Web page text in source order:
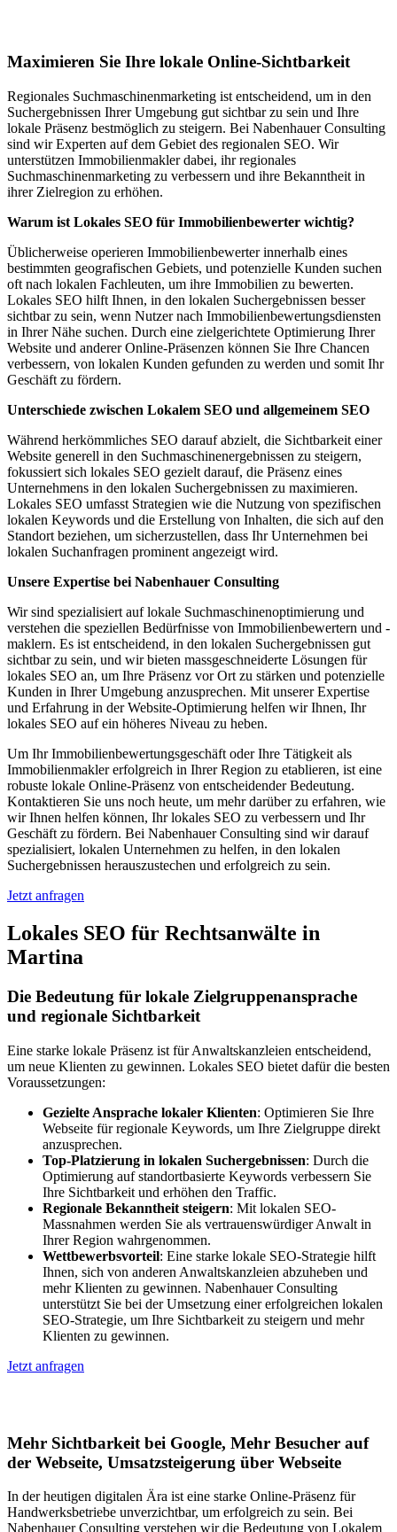
Maximieren Sie Ihre lokale Online-Sichtbarkeit
Regionales Suchmaschinenmarketing ist entscheidend, um in den
Suchergebnissen Ihrer Umgebung gut sichtbar zu sein und Ihre
lokale Präsenz bestmöglich zu steigern. Bei Nabenhauer Consulting
sind wir Experten auf dem Gebiet des regionalen SEO. Wir
unterstützen Immobilienmakler dabei, ihr regionales
Suchmaschinenmarketing zu verbessern und ihre Bekanntheit in
ihrer Zielregion zu erhöhen.
Warum ist Lokales SEO für Immobilienbewerter wichtig?
Üblicherweise operieren Immobilienbewerter innerhalb eines
bestimmten geografischen Gebiets, und potenzielle Kunden suchen
oft nach lokalen Fachleuten, um ihre Immobilien zu bewerten.
Lokales SEO hilft Ihnen, in den lokalen Suchergebnissen besser
sichtbar zu sein, wenn Nutzer nach Immobilienbewertungsdiensten
in Ihrer Nähe suchen. Durch eine zielgerichtete Optimierung Ihrer
Website und anderer Online-Präsenzen können Sie Ihre Chancen
verbessern, von lokalen Kunden gefunden zu werden und somit Ihr
Geschäft zu fördern.
Unterschiede zwischen Lokalem SEO und allgemeinem SEO
Während herkömmliches SEO darauf abzielt, die Sichtbarkeit einer
Website generell in den Suchmaschinenergebnissen zu steigern,
fokussiert sich lokales SEO gezielt darauf, die Präsenz eines
Unternehmens in den lokalen Suchergebnissen zu maximieren.
Lokales SEO umfasst Strategien wie die Nutzung von spezifischen
lokalen Keywords und die Erstellung von Inhalten, die sich auf den
Standort beziehen, um sicherzustellen, dass Ihr Unternehmen bei
lokalen Suchanfragen prominent angezeigt wird.
Unsere Expertise bei Nabenhauer Consulting
Wir sind spezialisiert auf lokale Suchmaschinenoptimierung und
verstehen die speziellen Bedürfnisse von Immobilienbewertern und -
maklern. Es ist entscheidend, in den lokalen Suchergebnissen gut
sichtbar zu sein, und wir bieten massgeschneiderte Lösungen für
lokales SEO an, um Ihre Präsenz vor Ort zu stärken und potenzielle
Kunden in Ihrer Umgebung anzusprechen. Mit unserer Expertise
und Erfahrung in der Website-Optimierung helfen wir Ihnen, Ihr
lokales SEO auf ein höheres Niveau zu heben.
Um Ihr Immobilienbewertungsgeschäft oder Ihre Tätigkeit als
Immobilienmakler erfolgreich in Ihrer Region zu etablieren, ist eine
robuste lokale Online-Präsenz von entscheidender Bedeutung.
Kontaktieren Sie uns noch heute, um mehr darüber zu erfahren, wie
wir Ihnen helfen können, Ihr lokales SEO zu verbessern und Ihr
Geschäft zu fördern. Bei Nabenhauer Consulting sind wir darauf
spezialisiert, lokalen Unternehmen zu helfen, in den lokalen
Suchergebnissen herauszustechen und erfolgreich zu sein.
Jetzt anfragen
Lokales SEO für Rechtsanwälte in
Martina
Die Bedeutung für lokale Zielgruppenansprache
und regionale Sichtbarkeit
Eine starke lokale Präsenz ist für Anwaltskanzleien entscheidend,
um neue Klienten zu gewinnen. Lokales SEO bietet dafür die besten
Voraussetzungen:
Gezielte Ansprache lokaler Klienten: Optimieren Sie Ihre
Webseite für regionale Keywords, um Ihre Zielgruppe direkt
anzusprechen.
Top-Platzierung in lokalen Suchergebnissen: Durch die
Optimierung auf standortbasierte Keywords verbessern Sie
Ihre Sichtbarkeit und erhöhen den Traffic.
Regionale Bekanntheit steigern: Mit lokalen SEO-
Massnahmen werden Sie als vertrauenswürdiger Anwalt in
Ihrer Region wahrgenommen.
Wettbewerbsvorteil: Eine starke lokale SEO-Strategie hilft
Ihnen, sich von anderen Anwaltskanzleien abzuheben und
mehr Klienten zu gewinnen. Nabenhauer Consulting
unterstützt Sie bei der Umsetzung einer erfolgreichen lokalen
SEO-Strategie, um Ihre Sichtbarkeit zu steigern und mehr
Klienten zu gewinnen.
Jetzt anfragen
Mehr Sichtbarkeit bei Google, Mehr Besucher auf
der Webseite, Umsatzsteigerung über Webseite
In der heutigen digitalen Ära ist eine starke Online-Präsenz für
Handwerksbetriebe unverzichtbar, um erfolgreich zu sein. Bei
Nabenhauer Consulting verstehen wir die Bedeutung von Lokalem